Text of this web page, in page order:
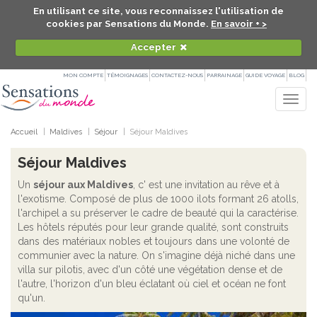
En utilisant ce site, vous reconnaissez l'utilisation de
cookies par Sensations du Monde. En savoir + >
Accepter
MON COMPTE TÉMOIGNAGES CONTACTEZ-NOUS PARRAINAGE GUIDE VOYAGE BLOG
Accueil Maldives Séjour Séjour Maldives
Séjour Maldives
Un séjour aux Maldives , c' est une invitation au rêve et à
l'exotisme. Composé de plus de 1000 ilots formant 26 atolls,
l'archipel a su préserver le cadre de beauté qui la caractérise.
Les hôtels réputés pour leur grande qualité, sont construits
dans des matériaux nobles et toujours dans une volonté de
communier avec la nature. On s'imagine déjà niché dans une
villa sur pilotis, avec d'un côté une végétation dense et de
l'autre, l'horizon d'un bleu éclatant où ciel et océan ne font
qu'un.